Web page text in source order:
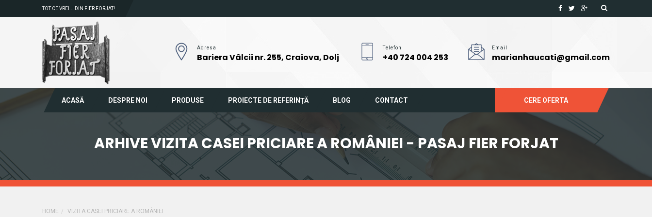
TOT CE VREI... DIN FIER FORJAT!
Adresa
Bariera Vâlcii nr. 255, Craiova, Dolj
Telefon
+40 724 004 253
Email
marianhaucati@gmail.com
ACASĂ DESPRE NOI PRODUSE PROIECTE DE REFERINȚĂ BLOG CONTACT CERE OFERTA
ARHIVE VIZITA CASEI PRICIARE A ROMÂNIEI - PASAJ FIER FORJAT
HOME VIZITA CASEI PRICIARE A ROMÂNIEI